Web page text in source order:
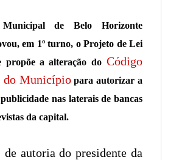
de Belo Horizonte
em 1º turno, o Projeto de Lei
propõe a alteração doCódigo
do Municípiopara autorizar a
nas laterais de bancas
da capital.
de autoria do presidente da